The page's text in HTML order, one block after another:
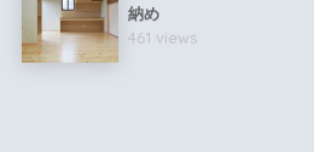
納め
461 views